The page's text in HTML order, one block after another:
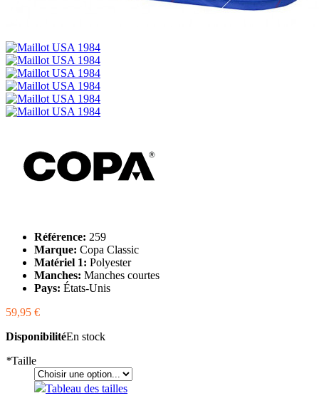
Référence: 259
Marque: Copa Classic
Matériel 1: Polyester
Manches: Manches courtes
Pays: États-Unis
59,95 €
DisponibilitéEn stock
*Taille
Tableau des tailles